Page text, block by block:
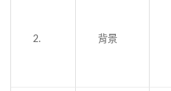
2. 背景